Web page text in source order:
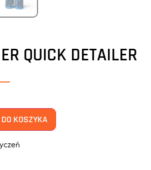
QUICK DETAILER
KOSZYKA